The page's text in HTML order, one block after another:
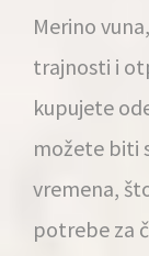
Merino
trajnosti i
kupujete
možete biti
vremena,
potrebe za